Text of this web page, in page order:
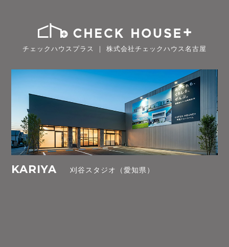
チェックハウスプラス ｜ 株式会社チェックハウス名古屋
KARIYA 刈谷スタジオ（愛知県）